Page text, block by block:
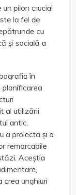
pilon crucial
la fel de
cu
și socială a
în
al utilizării
antic.
a proiecta și a
remarcabile
Aceștia
crea unghiuri